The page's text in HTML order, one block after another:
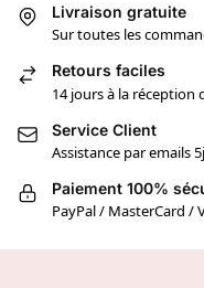
Livraison gratuite
Sur toutes les
Retours faciles
14 jours à la réception
Service Client
Assistance par emails
Paiement 100%
PayPal / MasterCard /